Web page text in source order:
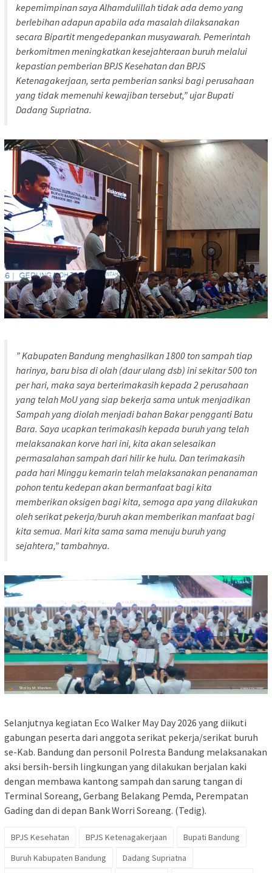
kepemimpinan saya Alhamdulillah tidak ada demo yang
berlebihan adapun apabila ada masalah dilaksanakan
secara Bipartit mengedepankan musyawarah. Pemerintah
berkomitmen meningkatkan kesejahteraan buruh melalui
kepastian pemberian BPJS Kesehatan dan BPJS
Ketenagakerjaan, serta pemberian sanksi bagi perusahaan
yang tidak memenuhi kewajiban tersebut,” ujar Bupati
Dadang Supriatna.
” Kabupaten Bandung menghasilkan 1800 ton sampah tiap
harinya, baru bisa di olah (daur ulang dsb) ini sekitar 500 ton
per hari, maka saya berterimakasih kepada 2 perusahaan
yang telah MoU yang siap bekerja sama untuk menjadikan
Sampah yang diolah menjadi bahan Bakar pengganti Batu
Bara. Saya ucapkan terimakasih kepada buruh yang telah
melaksanakan korve hari ini, kita akan selesaikan
permasalahan sampah dari hilir ke hulu. Dan terimakasih
pada hari Minggu kemarin telah melaksanakan penanaman
pohon tentu kedepan akan bermanfaat bagi kita
memberikan oksigen bagi kita, semoga apa yang dilakukan
oleh serikat pekerja/buruh akan memberikan manfaat bagi
kita semua. Mari kita sama sama menuju buruh yang
sejahtera,” tambahnya.
Selanjutnya kegiatan Eco Walker May Day 2026 yang diikuti
gabungan peserta dari anggota serikat pekerja/serikat buruh
se-Kab. Bandung dan personil Polresta Bandung melaksanakan
aksi bersih-bersih lingkungan yang dilakukan berjalan kaki
dengan membawa kantong sampah dan sarung tangan di
Terminal Soreang, Gerbang Belakang Pemda, Perempatan
Gading dan di depan Bank Worri Soreang. (Tedig).
BPJS Kesehatan BPJS Ketenagakerjaan
Bupati Bandung
Buruh Kabupaten Bandung
Dadang Supriatna